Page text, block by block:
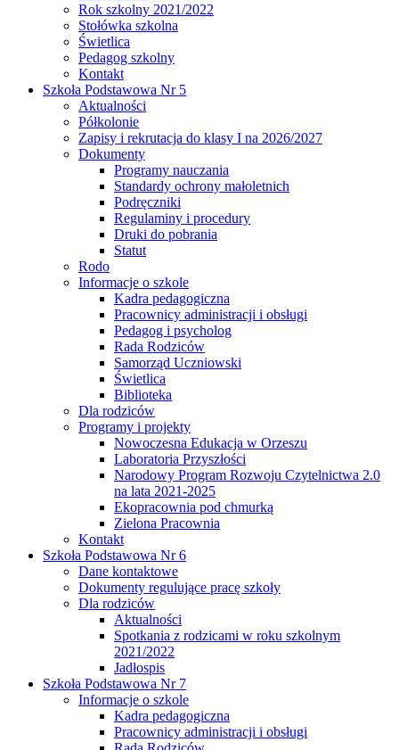
Rok szkolny 2021/2022
Stołówka szkolna
Świetlica
Pedagog szkolny
Kontakt
Szkoła Podstawowa Nr 5
Aktualności
Półkolonie
Zapisy i rekrutacja do klasy I na 2026/2027
Dokumenty
Programy nauczania
Standardy ochrony małoletnich
Podręczniki
Regulaminy i procedury
Druki do pobrania
Statut
Rodo
Informacje o szkole
Kadra pedagogiczna
Pracownicy administracji i obsługi
Pedagog i psycholog
Rada Rodziców
Samorząd Uczniowski
Świetlica
Biblioteka
Dla rodziców
Programy i projekty
Nowoczesna Edukacja w Orzeszu
Laboratoria Przyszłości
Narodowy Program Rozwoju Czytelnictwa 2.0
na lata 2021-2025
Ekopracownia pod chmurką
Zielona Pracownia
Kontakt
Szkoła Podstawowa Nr 6
Dane kontaktowe
Dokumenty regulujące pracę szkoły
Dla rodziców
Aktualności
Spotkania z rodzicami w roku szkolnym
2021/2022
Jadłospis
Szkoła Podstawowa Nr 7
Informacje o szkole
Kadra pedagogiczna
Pracownicy administracji i obsługi